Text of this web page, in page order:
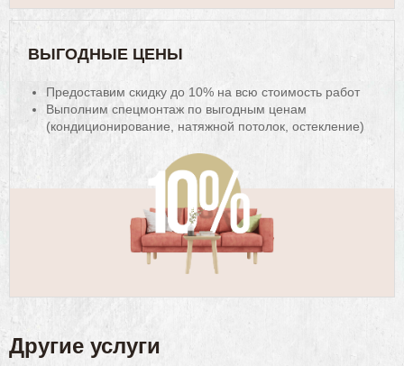
ВЫГОДНЫЕ ЦЕНЫ
Предоставим скидку до 10% на всю стоимоcть работ
Выполним спецмонтаж по выгодным ценам
(кондиционирование, натяжной потолок, остекление)
Другие услуги